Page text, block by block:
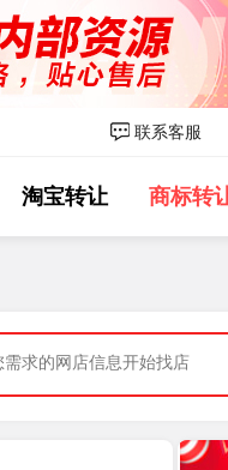
联系客服
淘宝转让 商标转
5小